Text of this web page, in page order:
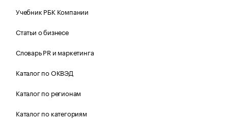
Учебник РБК Компании
Статьи о бизнесе
Словарь PR и маркетинга
Каталог по ОКВЭД
Каталог по регионам
Каталог по категориям